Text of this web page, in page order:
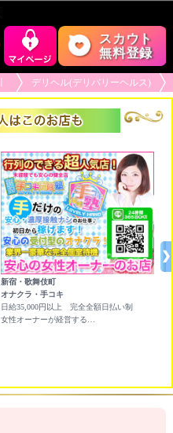
スカウト
無料登録
デリヘル(デリバリーヘルス)
新宿・歌舞伎町
オナクラ・手コキ
日給35,000円以上 完全全額日払い制